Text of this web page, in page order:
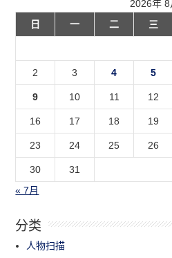
2026年 8
日
一 二 三
2 3 4 5
9 10 11 12
16 17 18 19
23 24 25 26
30
31
« 7月
分类
人物扫描